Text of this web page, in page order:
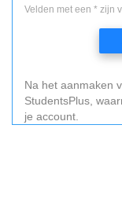
Velden met een * zijn
Na het aanmaken
StudentsPlus,
je account.